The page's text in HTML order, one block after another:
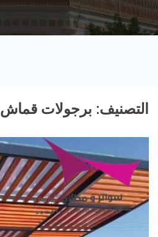
التصنيف: برجولات قماش